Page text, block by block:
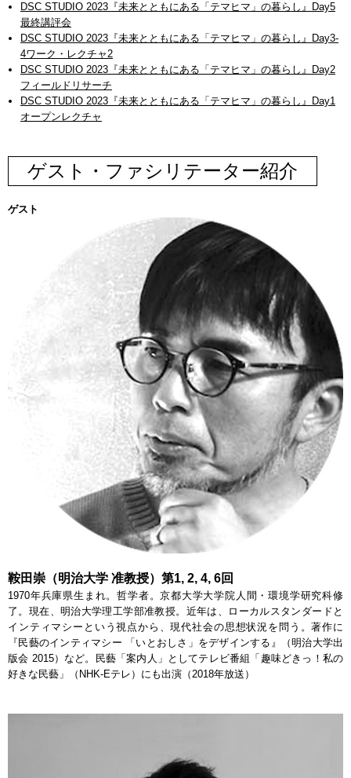
DSC STUDIO 2023『未来とともにある「テマヒマ」の暮らし』Day5
最終講評会
DSC STUDIO 2023『未来とともにある「テマヒマ」の暮らし』Day3-
4ワーク・レクチャ2
DSC STUDIO 2023『未来とともにある「テマヒマ」の暮らし』Day2
フィールドリサーチ
DSC STUDIO 2023『未来とともにある「テマヒマ」の暮らし』Day1
オープンレクチャ
ゲスト・ファシリテーター紹介
ゲスト
鞍田崇（明治大学 准教授）第1, 2, 4, 6回
1970年兵庫県生まれ。哲学者。京都大学大学院人間・環境学研究科修
了。現在、明治大学理工学部准教授。近年は、ローカルスタンダードと
インティマシーという視点から、現代社会の思想状況を問う。著作に
『民藝のインティマシー 「いとおしさ」をデザインする』（明治大学出
版会 2015）など。民藝「案内人」としてテレビ番組「趣味どきっ！私の
好きな民藝」（NHK-Eテレ）にも出演（2018年放送）